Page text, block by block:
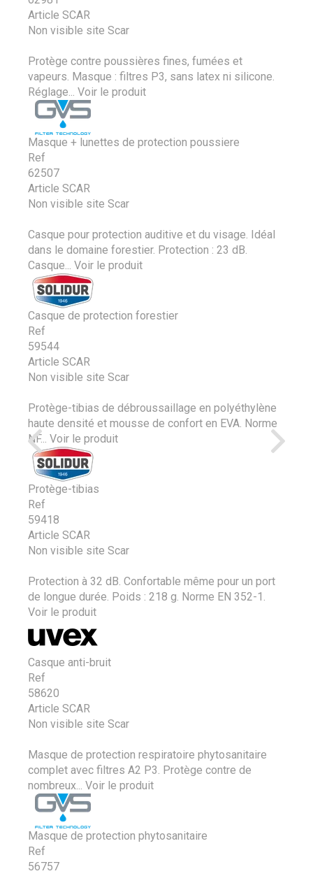
Article SCAR
Non visible site Scar
Protège contre poussières fines, fumées et
vapeurs. Masque : filtres P3, sans latex ni silicone.
Réglage...
Voir le produit
Masque + lunettes de protection poussiere
Ref
62507
Article SCAR
Non visible site Scar
Casque pour protection auditive et du visage. Idéal
dans le domaine forestier. Protection : 23 dB.
Casque...
Voir le produit
Casque de protection forestier
Ref
59544
Article SCAR
Non visible site Scar
Protège-tibias de débroussaillage en polyéthylène
haute densité et mousse de confort en EVA. Norme
NF... Voir le produit
Protège-tibias
Ref
59418
Article SCAR
Non visible site Scar
Protection à 32 dB. Confortable même pour un port
de longue durée. Poids : 218 g. Norme EN 352-1.
Voir le produit
Casque anti-bruit
Ref
58620
Article SCAR
Non visible site Scar
Masque de protection respiratoire phytosanitaire
complet avec filtres A2 P3. Protège contre de
nombreux...
Voir le produit
Masque de protection phytosanitaire
Ref
56757